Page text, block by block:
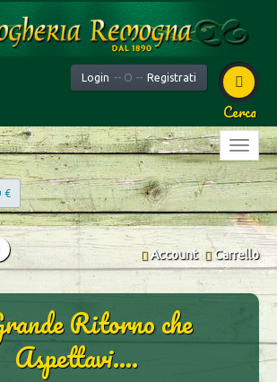
Login -- O -- Registrati
Cerca
€
Account Carrello
Ritorno che
Aspettavi....